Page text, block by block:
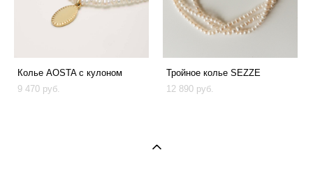
Колье AOSTA с кулоном
9 470 pуб.
Тройное колье SEZZE
12 890 pуб.